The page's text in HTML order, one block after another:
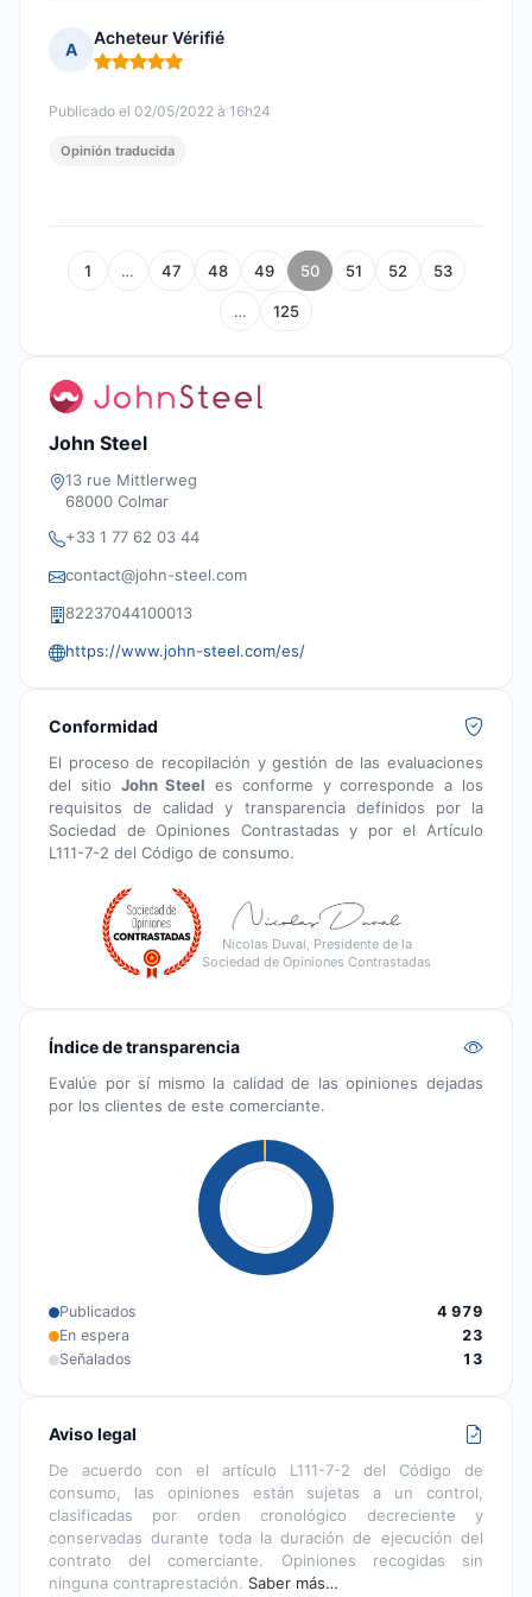
A
Acheteur Vérifié
Nota: 5 de 5
Publicado el 02/05/2022 à 16h24
Opinión traducida
1 … 47 48 49 50 51 52 53
… 125
John Steel
13 rue Mittlerweg
68000 Colmar
+33 1 77 62 03 44
contact@john-steel.com
82237044100013
https://www.john-steel.com/es/
Conformidad
El proceso de recopilación y gestión de las evaluaciones
del sitio John Steel es conforme y corresponde a los
requisitos de calidad y transparencia definidos por la
Sociedad de Opiniones Contrastadas y por el Artículo
L111-7-2 del Código de consumo.
Nicolas Duval, Presidente de la
Sociedad de Opiniones Contrastadas
Índice de transparencia
Evalúe por sí mismo la calidad de las opiniones dejadas
por los clientes de este comerciante.
Publicados
4 979
En espera
23
Señalados
13
Aviso legal
De acuerdo con el artículo L111-7-2 del Código de
consumo, las opiniones están sujetas a un control,
clasificadas por orden cronológico decreciente y
conservadas durante toda la duración de ejecución del
contrato del comerciante. Opiniones recogidas sin
ninguna contraprestación. Saber más…